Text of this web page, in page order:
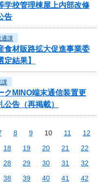
学校管理棟屋上内部改修
告
通課
食材販路拡大促進事業委
結果】
課
クMINO端末通信装置更
告（再掲載）
8 9 10 11
12
18 19 20 21
22
28 29 30 31
32
38 39 40 41
42